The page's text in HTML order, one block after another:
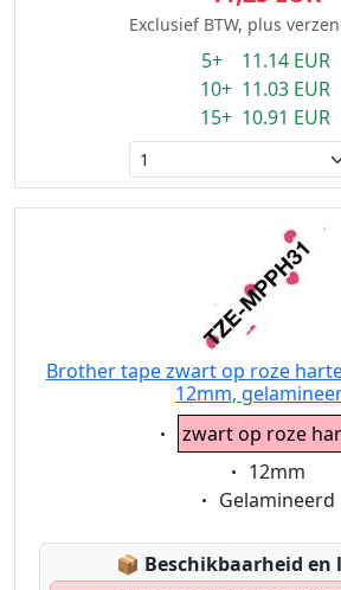
Exclusief BTW, plus
5+ 11.14 EUR
10+ 11.03 EUR
15+ 10.91 EUR
Brother tape zwart op roze
12mm,
Eigenschaft:
zwart op roze
Eigenschaft:
12mm
Eigenschaft:
Gelamineerd
📦 Lagerstatus:
Beschikbaarheid en